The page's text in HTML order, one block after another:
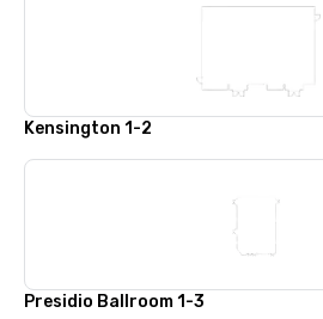
Kensington 1-2
Presidio Ballroom 1-3